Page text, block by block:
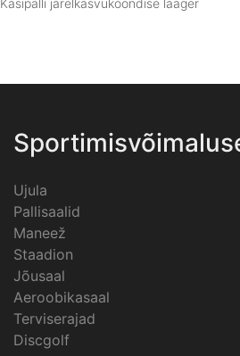
Käsipalli järelkasvukoondise laager
Ujula
Pallisaalid
Maneež
Staadion
Jõusaal
Aeroobikasaal
Terviserajad
Discgolf